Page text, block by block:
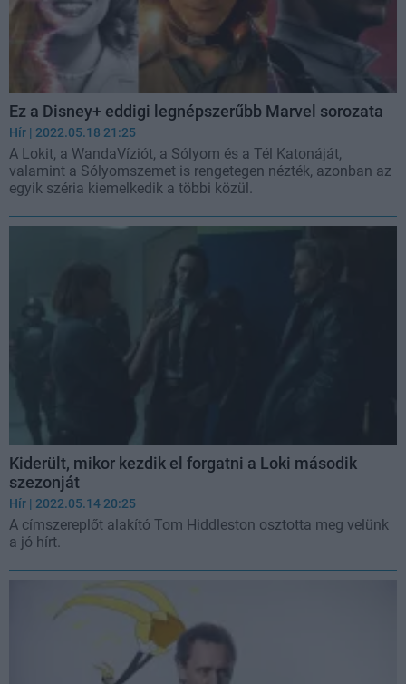
Ez a Disney+ eddigi legnépszerűbb Marvel sorozata
Hír | 2022.05.18 21:25
A Lokit, a WandaVíziót, a Sólyom és a Tél Katonáját,
valamint a Sólyomszemet is rengetegen nézték, azonban az
egyik széria kiemelkedik a többi közül.
Kiderült, mikor kezdik el forgatni a Loki második
szezonját
Hír | 2022.05.14 20:25
A címszereplőt alakító Tom Hiddleston osztotta meg velünk
a jó hírt.